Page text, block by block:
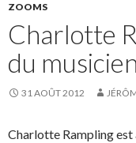
ZOOMS
Charlotte
du musicien
31 AOÛT 2012
Charlotte Rampling est